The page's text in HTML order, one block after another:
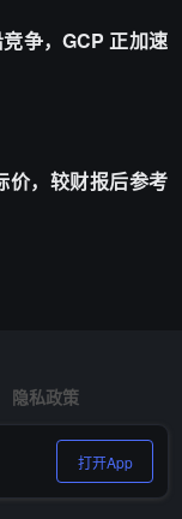
争，GCP 正加速
价，较财报后参考
隐私政策
打开App